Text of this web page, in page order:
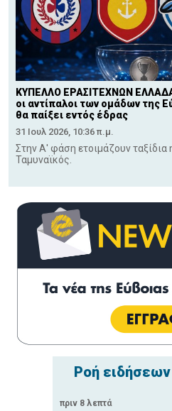
ΚΥΠΕΛΛΟ ΕΡΑΣΙΤΕΧΝΩΝ
οι αντίπαλοι των ομάδων της
θα παίξει εντός έδρας
31 Ιουλ 2026, 10:36 π.μ.
Στην Α' φάση ετοιμάζουν
Ταμυναϊκός.
Ροή ειδήσεων
πριν 8 λεπτά